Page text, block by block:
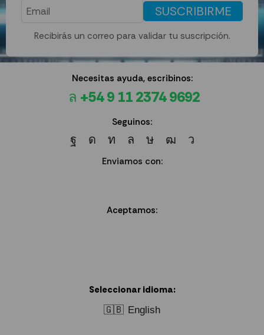
SUSCRIBIRME
Recibirás un correo para validar tu suscripción.
Necesitas ayuda, escribinos:
+54 9 11 2374 9692
Seguinos:
Enviamos con:
Aceptamos:
Seleccionar idioma:
🇬🇧 English